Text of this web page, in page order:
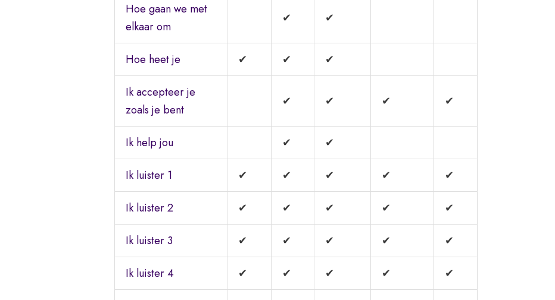
Hoe gaan we met
elkaar om
✔ ✔
Hoe heet je ✔ ✔ ✔
Ik accepteer je
zoals je bent
✔ ✔ ✔ ✔
Ik help jou ✔ ✔
Ik luister 1 ✔ ✔ ✔ ✔ ✔
Ik luister 2 ✔ ✔ ✔ ✔ ✔
Ik luister 3 ✔ ✔ ✔ ✔ ✔
Ik luister 4 ✔ ✔ ✔ ✔ ✔